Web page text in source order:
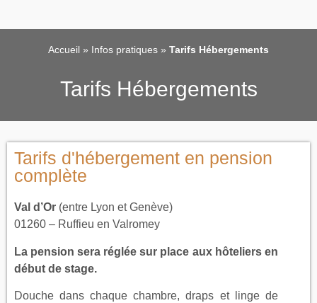
Accueil » Infos pratiques » Tarifs Hébergements
Tarifs Hébergements
Tarifs d'hébergement en pension
complète
Val d’Or (entre Lyon et Genève)
01260 – Ruffieu en Valromey
La pension sera réglée sur place aux hôteliers en
début de stage.
Douche dans chaque chambre, draps et linge de